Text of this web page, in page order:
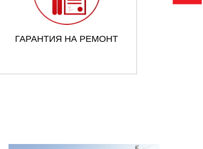
ГАРАНТИЯ НА РЕМОНТ